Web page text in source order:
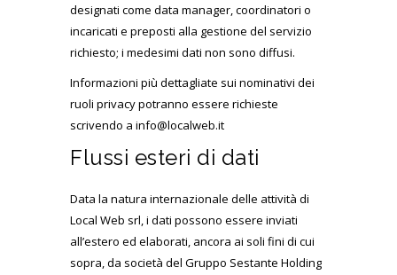
designati come data manager, coordinatori o
incaricati e preposti alla gestione del servizio
richiesto; i medesimi dati non sono diffusi.
Informazioni più dettagliate sui nominativi dei
ruoli privacy potranno essere richieste
scrivendo a info@localweb.it
Flussi esteri di dati
Data la natura internazionale delle attività di
Local Web srl, i dati possono essere inviati
all’estero ed elaborati, ancora ai soli fini di cui
sopra, da società del Gruppo Sestante Holding